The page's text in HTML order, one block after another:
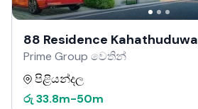
88 Residence Kahathuduwa
Prime Group වෙතින්
පිළියන්දල
රු 33.8m-50m